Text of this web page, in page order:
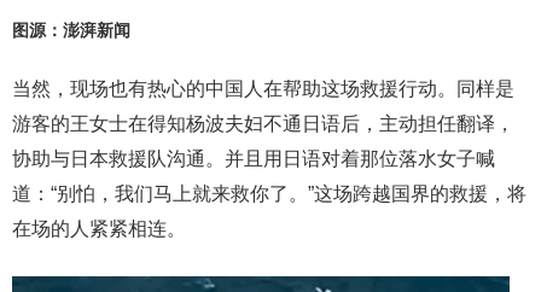
图源：澎湃新闻
当然，现场也有热心的中国人在帮助这场救援行动。同样是
游客的王女士在得知杨波夫妇不通日语后，主动担任翻译，
协助与日本救援队沟通。并且用日语对着那位落水女子喊
道：“别怕，我们马上就来救你了。”这场跨越国界的救援，将
在场的人紧紧相连。